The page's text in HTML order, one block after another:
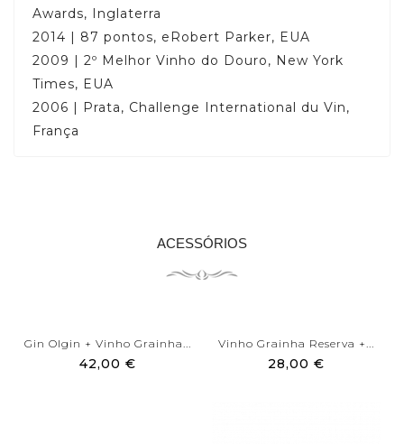
Awards, Inglaterra
2014 | 87 pontos, eRobert Parker, EUA
2009 | 2º Melhor Vinho do Douro, New York
Times, EUA
2006 | Prata, Challenge International du Vin,
França
ACESSÓRIOS
Gin Olgin + Vinho Grainha...
42,00 €
Vinho Grainha Reserva +...
28,00 €